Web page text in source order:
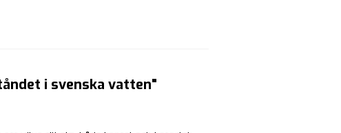
i svenska vatten"